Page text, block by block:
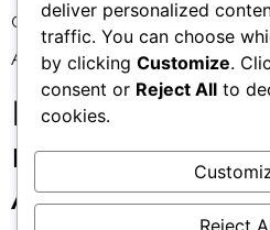
cumulée des
Analytics.
FAQ rapide sur
nouveautés
Analytics
deliver personalized
traffic. You can choose
by clicking Customize.
consent or Reject All to
cookies.
Reject